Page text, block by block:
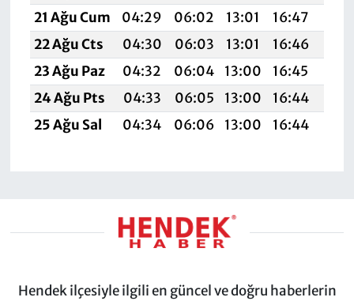
21 Ağu Cum
04:29 06:02 13:01 16:47
22 Ağu Cts
04:30 06:03 13:01 16:46
23 Ağu Paz
04:32 06:04 13:00 16:45
24 Ağu Pts
04:33 06:05 13:00 16:44
25 Ağu Sal
04:34 06:06 13:00 16:44
Hendek ilçesiyle ilgili en güncel ve doğru haberlerin